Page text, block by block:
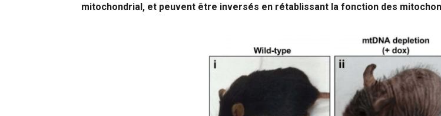
mitochondrial, et peuvent être inversés en rétablissant la fonction des